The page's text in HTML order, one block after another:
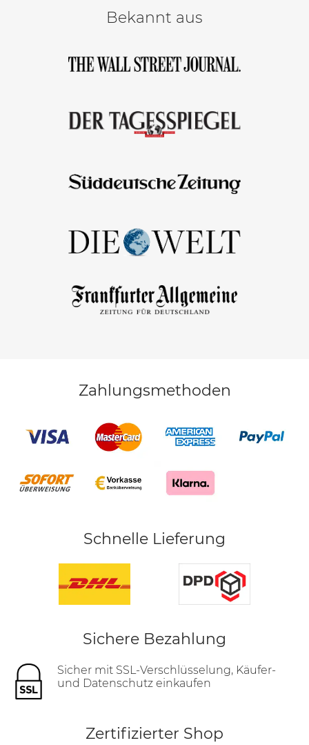
Bekannt aus
Zahlungsmethoden
Schnelle Lieferung
Sichere Bezahlung
Sicher mit SSL-Verschlüsselung, Käufer-
und Datenschutz einkaufen
Zertifizierter Shop